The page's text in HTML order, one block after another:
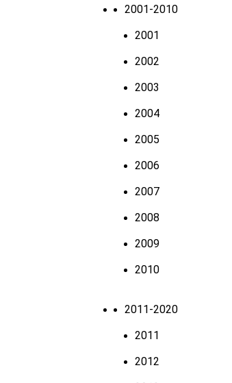
2001-2010
2001
2002
2003
2004
2005
2006
2007
2008
2009
2010
2011-2020
2011
2012